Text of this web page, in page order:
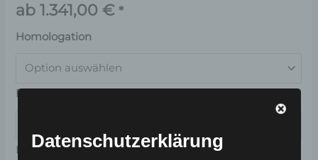
ab1.341,00 € *
Homologation
Reichweite
Farbe
Datenschutzerklärung